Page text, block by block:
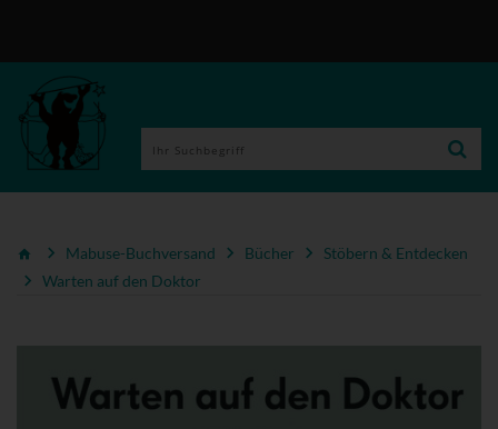
Mabuse-Buchversand Bücher
Stöbern & Entdecken
Warten auf den Doktor